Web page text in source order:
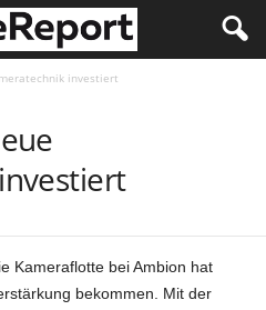
investiert
Kameraflotte bei Ambion hat
bekommen. Mit der